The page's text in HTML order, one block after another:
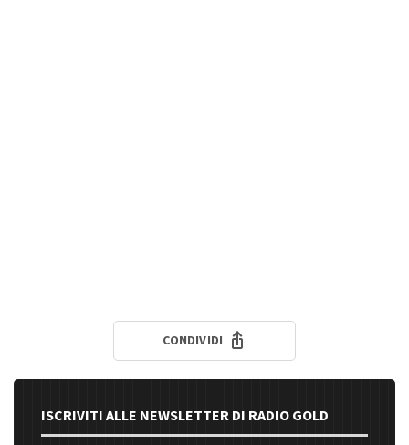
CONDIVIDI
ISCRIVITI ALLE NEWSLETTER DI RADIO GOLD